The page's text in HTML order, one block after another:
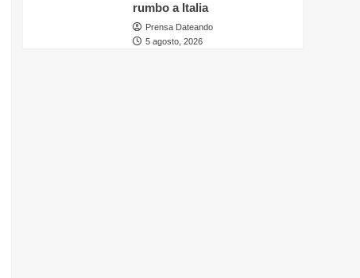
rumbo a Italia
Prensa Dateando
5 agosto, 2026